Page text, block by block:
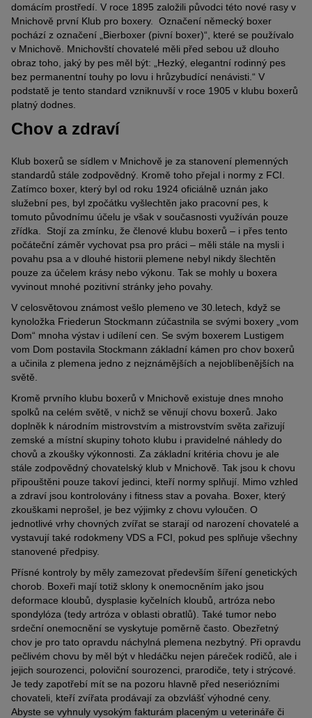
domácím prostředí. V roce 1895 založili původci této nové rasy v
Mnichově první Klub pro boxery. Označení německý boxer
pochází z označení „Bierboxer (pivní boxer)“, které se používalo
v Mnichově. Mnichovští chovatelé měli před sebou už dlouho
obraz toho, jaký by pes měl být: „Hezký, elegantní rodinný pes
bez permanentní touhy po lovu i hrůzybudící nenávisti.“ V
podstatě je tento standard vzniknuvší v roce 1905 v klubu boxerů
platný dodnes.
Chov a zdraví
Klub boxerů se sídlem v Mnichově je za stanovení plemenných
standardů stále zodpovědný. Kromě toho přejal i normy z FCI.
Zatímco boxer, který byl od roku 1924 oficiálně uznán jako
služební pes, byl zpočátku vyšlechtěn jako pracovní pes, k
tomuto původnímu účelu je však v současnosti využíván pouze
zřídka. Stojí za zmínku, že členové klubu boxerů – i přes tento
počáteční záměr vychovat psa pro práci – měli stále na mysli i
povahu psa a v dlouhé historii plemene nebyl nikdy šlechtěn
pouze za účelem krásy nebo výkonu. Tak se mohly u boxera
vyvinout mnohé pozitivní stránky jeho povahy.
V celosvětovou známost vešlo plemeno ve 30.letech, když se
kynoložka Friederun Stockmann zúčastnila se svými boxery „vom
Dom“ mnoha výstav i udílení cen. Se svým boxerem Lustigem
vom Dom postavila Stockmann základní kámen pro chov boxerů
a učinila z plemena jedno z nejznámějších a nejoblíbenějších na
světě.
Kromě prvního klubu boxerů v Mnichově existuje dnes mnoho
spolků na celém světě, v nichž se věnují chovu boxerů. Jako
doplněk k národním mistrovstvím a mistrovstvím světa zařizují
zemské a místní skupiny tohoto klubu i pravidelné náhledy do
chovů a zkoušky výkonnosti. Za základní kritéria chovu je ale
stále zodpovědný chovatelský klub v Mnichově. Tak jsou k chovu
připouštěni pouze takoví jedinci, kteří normy splňují. Mimo vzhled
a zdraví jsou kontrolovány i fitness stav a povaha. Boxer, který
zkouškami neprošel, je bez výjimky z chovu vyloučen. O
jednotlivé vrhy chovných zvířat se starají od narození chovatelé a
vystavují také rodokmeny VDS a FCI, pokud pes splňuje všechny
stanovené předpisy.
Přísné kontroly by měly zamezovat především šíření genetických
chorob. Boxeři mají totiž sklony k onemocněním jako jsou
deformace kloubů, dysplasie kyčelních kloubů, artróza nebo
spondylóza (tedy artróza v oblasti obratlů). Také tumor nebo
srdeční onemocnění se vyskytuje poměrně často. Obezřetný
chov je pro tato opravdu náchylná plemena nezbytný. Při opravdu
pečlivém chovu by měl být v hledáčku nejen páreček rodičů, ale i
jejich sourozenci, poloviční sourozenci, prarodiče, tety i strýcové.
Je tedy zapotřebí mít se na pozoru hlavně před neseriózními
chovateli, kteří zvířata prodávají za obzvlášť výhodné ceny.
Abyste se vyhnuly vysokým fakturám placeným u veterináře či